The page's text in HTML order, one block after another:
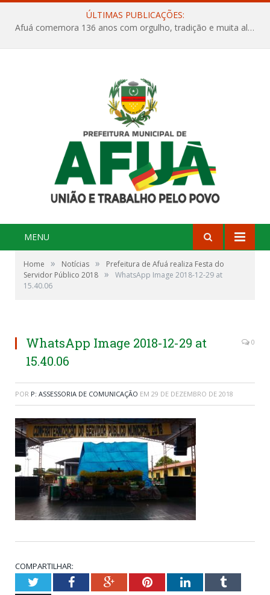
ÚLTIMAS PUBLICAÇÕES:
Afuá comemora 136 anos com orgulho, tradição e muita alegria na Quadra Dr. Nelson Salomão
MENU
Home » Notícias »
Prefeitura de Afuá realiza Festa do
Servidor Público 2018 »
WhatsApp Image 2018-12-29 at
15.40.06
WhatsApp Image 2018-12-29 at
15.40.06
0
POR P: ASSESSORIA DE COMUNICAÇÃO EM 29 DE DEZEMBRO DE 2018
COMPARTILHAR:
TwitterFacebookGoogle+PinterestLinkedInTumblr